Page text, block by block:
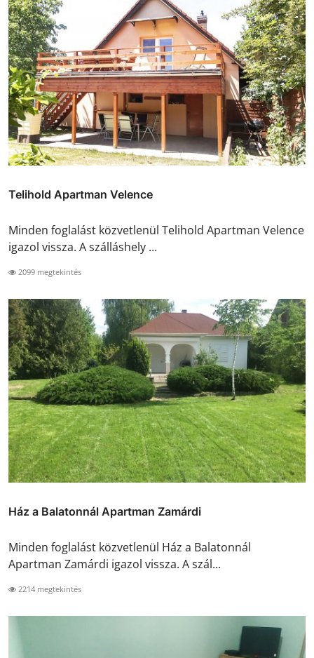
Telihold Apartman Velence
Minden foglalást közvetlenül Telihold Apartman Velence
igazol vissza. A szálláshely ...
2099 megtekintés
Ház a Balatonnál Apartman Zamárdi
Minden foglalást közvetlenül Ház a Balatonnál
Apartman Zamárdi igazol vissza. A szál...
2214 megtekintés